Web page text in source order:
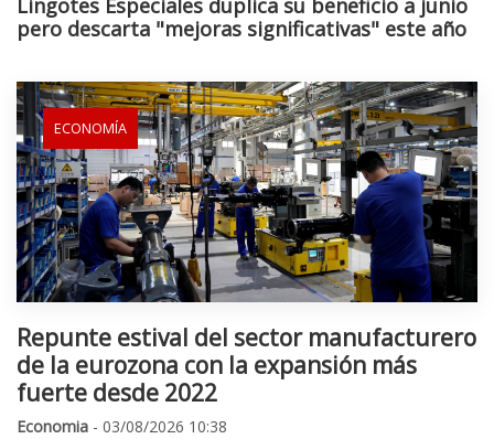
Lingotes Especiales duplica su beneficio a junio
pero descarta "mejoras significativas" este año
ECONOMÍA
Repunte estival del sector manufacturero
de la eurozona con la expansión más
fuerte desde 2022
Economia - 03/08/2026 10:38